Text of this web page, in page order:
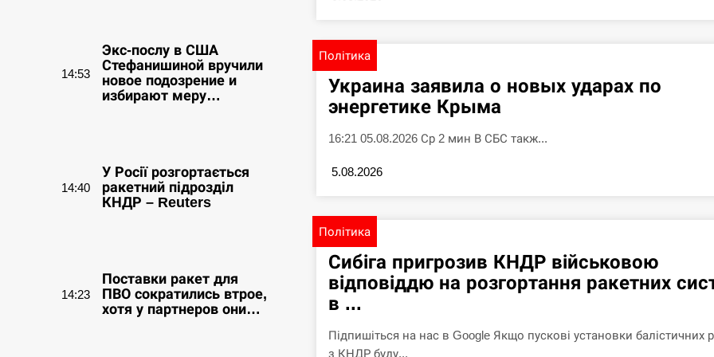
14:53
Экс-послу в США
Стефанишиной вручили
новое подозрение и
избирают меру…
14:40
У Росії розгортається
ракетний підрозділ
КНДР – Reuters
14:23
Поставки ракет для
ПВО сократились втрое,
хотя у партнеров они…
Політика
Украина заявила о новых ударах по
энергетике Крыма
16:21 05.08.2026 Ср 2 мин В СБС такж...
5.08.2026
Політика
Сибіга пригрозив КНДР військовою
відповіддю на розгортання ракетних
в ...
Підпишіться на нас в Google Якщо пускові установки балістичних
з КНДР буду...